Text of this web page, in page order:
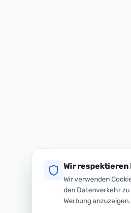
Wir
Wir verwenden
den Datenverkehr
Werbung anzuzeigen.